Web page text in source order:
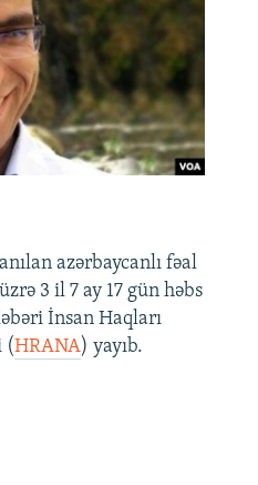
azərbaycanlı fəal
3 il 7 ay 17 gün həbs
İnsan Haqları
(HRANA) yayıb.